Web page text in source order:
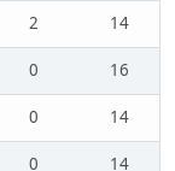
2
14
0
16
0
14
0
14